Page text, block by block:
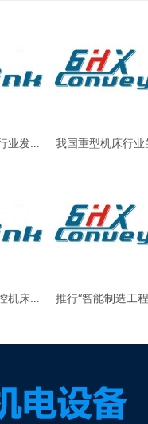
业发展
我国重型机床行业
机床发
推行“智能制造工